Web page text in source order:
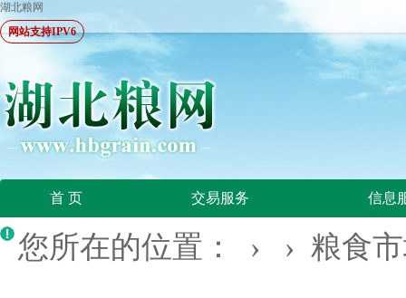
湖北粮网
网站支持IPV6
首 页 交易服务 信息
您所在的位置： › › 粮食